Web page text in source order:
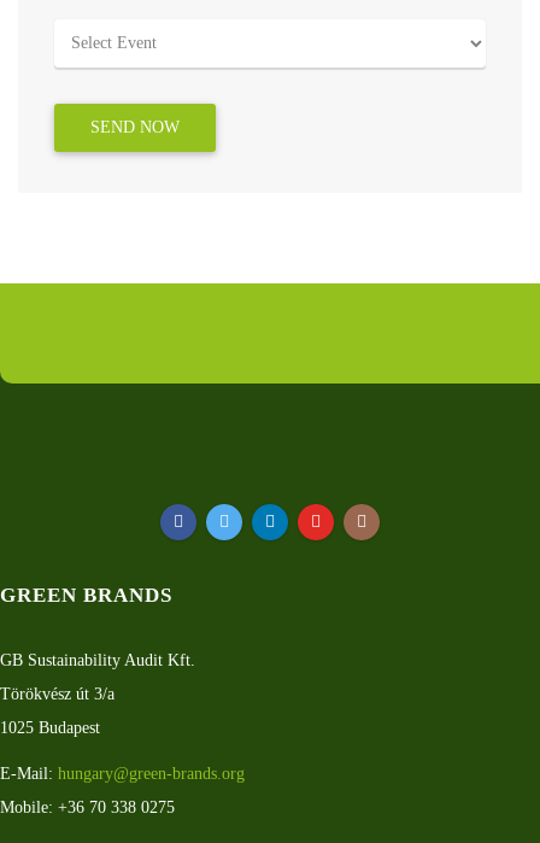
GREEN BRANDS
GB Sustainability Audit Kft.
Törökvész út 3/a
1025 Budapest
E-Mail: hungary@green-brands.org
Mobile: +36 70 338 0275